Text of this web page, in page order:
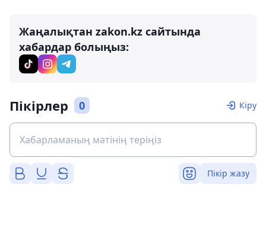
Жаңалықтан zakon.kz сайтында
хабардар болыңыз:
Пікірлер 0 Кіру
Пікір жазу